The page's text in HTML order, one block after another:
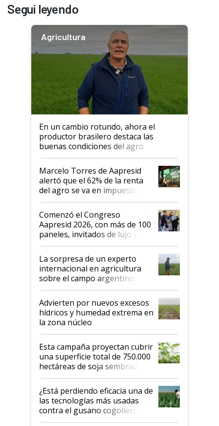
Seguí leyendo
Agricultura
En un cambio rotundo, ahora el
productor brasilero destaca las
buenas condiciones del agro
argentino para invertir: "Los veo
más motivados"
Marcelo Torres de Aapresid
alertó que el 62% de la renta
del agro se va en impuestos:
"No es bueno que en
Argentina se sigan discutiendo
las mismas cosas de hace 50
años"
Comenzó el Congreso
Aapresid 2026, con más de 100
paneles, invitados de lujo y
todas las tendencias
La sorpresa de un experto
internacional en agricultura
sobre el campo argentino:
"Estoy muy impresionado"
Advierten por nuevos excesos
hídricos y humedad extrema en
la zona núcleo
Esta campaña proyectan cubrir
una superficie total de 750.000
hectáreas de soja sembradas
con una nueva generación de
variedades que marcan un
salto tecnológico en genética y
rendimiento
¿Está perdiendo eficacia una de
las tecnologías más usadas
contra el gusano cogollero? El
desafío de una tecnología clave